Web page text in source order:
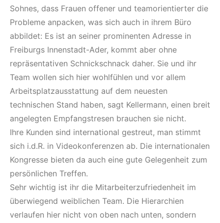
Sohnes, dass Frauen offener und teamorientierter die
Probleme anpacken, was sich auch in ihrem Büro
abbildet: Es ist an seiner prominenten Adresse in
Freiburgs Innenstadt-Ader, kommt aber ohne
repräsentativen Schnickschnack daher. Sie und ihr
Team wollen sich hier wohlfühlen und vor allem
Arbeitsplatzausstattung auf dem neuesten
technischen Stand haben, sagt Kellermann, einen breit
angelegten Empfangstresen brauchen sie nicht.
Ihre Kunden sind international gestreut, man stimmt
sich i.d.R. in Videokonferenzen ab. Die internationalen
Kongresse bieten da auch eine gute Gelegenheit zum
persönlichen Treffen.
Sehr wichtig ist ihr die Mitarbeiterzufriedenheit im
überwiegend weiblichen Team. Die Hierarchien
verlaufen hier nicht von oben nach unten, sondern